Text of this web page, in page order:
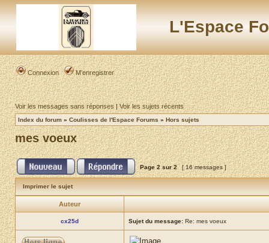
L'Espace
Connexion M’enregistrer
Voir les messages sans réponses|Voir les sujets récents
Index du forum » Coulisses de l'Espace Forums » Hors sujets
mes voeux
Page2sur2 [ 16 messages ]
Imprimer le sujet
Auteur
cx25d Sujet du message: Re: mes voeux